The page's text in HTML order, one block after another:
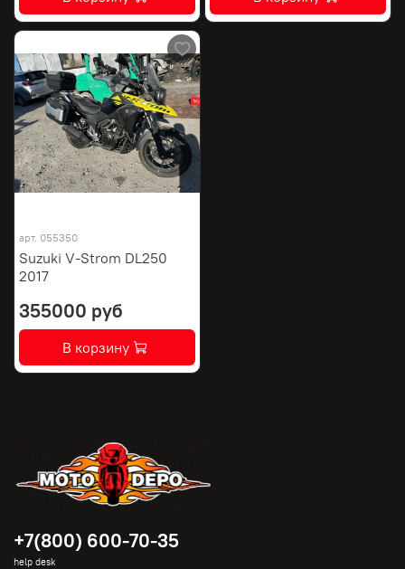
арт. 055350
Suzuki V-Strom DL250
2017
355000 руб
В корзину
+7(800) 600-70-35
help desk